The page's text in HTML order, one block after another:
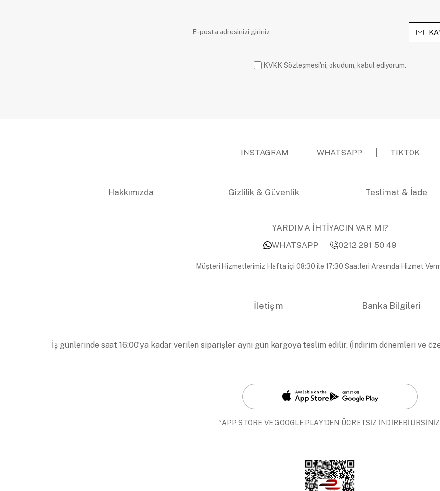
KVKK Sözleşmesi'ni, okudum, kabul ediyorum.
INSTAGRAM WHATSAPP TIKTOK
Hakkımızda Gizlilik & Güvenlik Teslimat & İade
YARDIMA İHTİYACIN VAR MI?
WHATSAPP
0212 291 50 49
Müşteri Hizmetlerimiz Hafta içi 08:30 ile 17:30 Saatleri Arasında Hizmet
İletişim Banka Bilgileri
İş günlerinde saat 16:00’ya kadar verilen siparişler aynı gün kargoya teslim edilir. (İndirim dönemleri ve
*APP STORE VE GOOGLE PLAY'DEN ÜCRETSİZ İNDİREBİLİRSİNİZ.